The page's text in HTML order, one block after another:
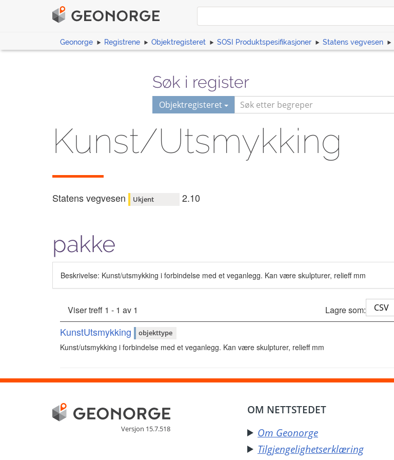
Geonorge Registrene Objektregisteret SOSI Produktspesifikasjoner Statens vegvesen
Søk i register
Objektregisteret
Kunst/Utsmykking
Statens vegvesen Ukjent 2.10
pakke
Beskrivelse: Kunst/utsmykking i forbindelse med et veganlegg. Kan være skulpturer, relieff mm
Viser treff 1 - 1 av 1 Lagre som:
KunstUtsmykking objekttype
Kunst/utsmykking i forbindelse med et veganlegg. Kan være skulpturer, relieff mm